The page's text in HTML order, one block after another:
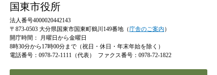
国東市役所
法人番号4000020442143
〒873-0503 大分県国東市国東町鶴川149番地（庁舎のご案内 ）
開庁時間：
月曜日から金曜日
8時30分から17時00分まで（祝日・休日・年末年始を除く）
電話番号：0978-72-1111（代表）
ファクス番号：0978-72-1822